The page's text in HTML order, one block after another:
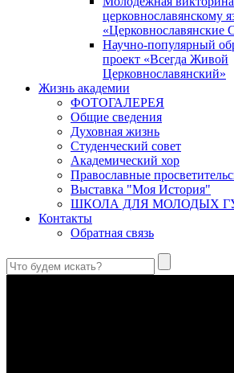
церковнославянскому
«Церковнославянские
Научно-популярный
проект «Всегда Живой
Церковнославянский»
Жизнь академии
ФОТОГАЛЕРЕЯ
Общие сведения
Духовная жизнь
Студенческий совет
Академический хор
Православные
Выставка "Моя История"
ШКОЛА ДЛЯ МОЛОДЫХ
Контакты
Обратная связь